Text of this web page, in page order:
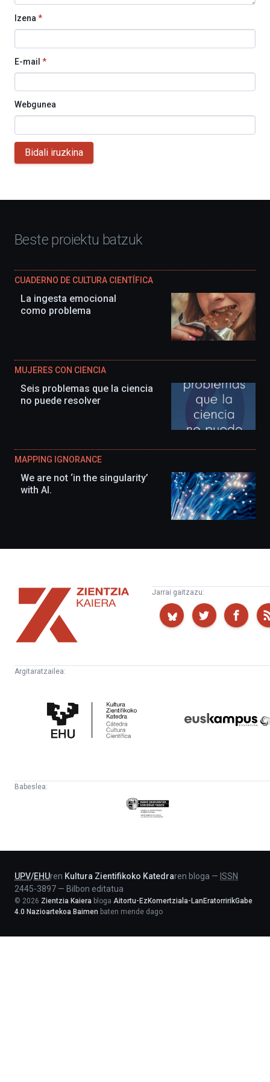
Izena*
E-mail *
Webgunea
Bidali iruzkina
Beste proiektu batzuk
CUADERNO DE CULTURA CIENTÍFICA
La ingesta emocional
como problema
MUJERES CON CIENCIA
Seis problemas que la ciencia
no puede resolver
MAPPING IGNORANCE
We are not ‘in the singularity’
with AI.
Zientzia
Kaiera
Jarrai gaitzazu:
Argitaratzailea:
Zientifikoko
Katedra
Babeslea:
Eusko
Jaurlaritza
UPV/EHUren Kultura Zientifikoko Katedraren bloga — ISSN
2445-3897 — Bilbon editatua
© 2026 Zientzia Kaiera bloga Aitortu-EzKomertziala-LanEratorririkGabe
4.0 Nazioartekoa Baimen baten mende dago